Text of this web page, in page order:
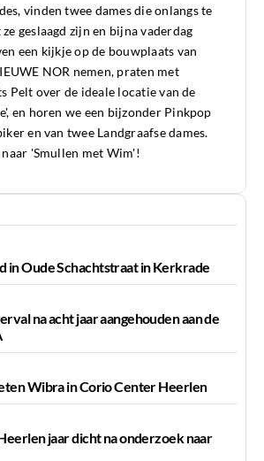
vinden twee dames die onlangs te
geslaagd zijn en bijna vaderdag
een kijkje op de bouwplaats van
NOR nemen, praten met
Pelt over de ideale locatie van de
en horen we een bijzonder Pinkpop
en van twee Landgraafse dames.
'Smullen met Wim'!
in Oude Schachtstraat in Kerkrade
na acht jaar aangehouden aan de
Wibra in Corio Center Heerlen
jaar dicht na onderzoek naar